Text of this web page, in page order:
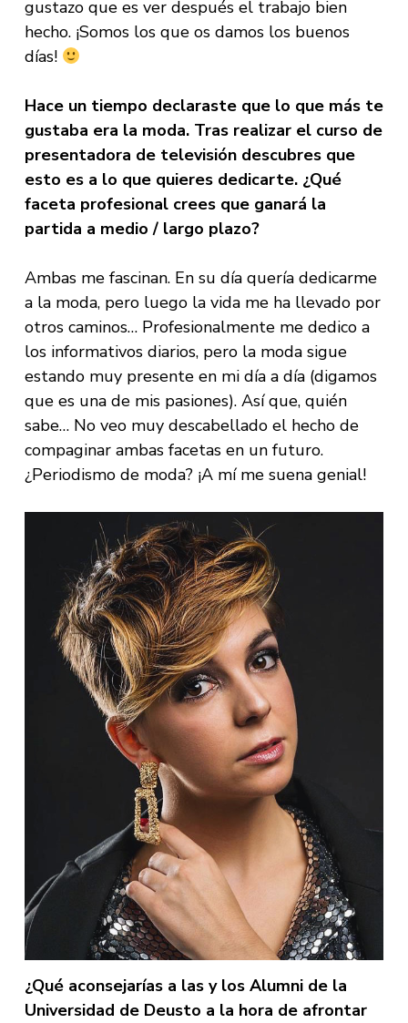
gustazo que es ver después el trabajo bien
hecho. ¡Somos los que os damos los buenos
días!
Hace un tiempo declaraste que lo que más te
gustaba era la moda. Tras realizar el curso de
presentadora de televisión descubres que
esto es a lo que quieres dedicarte. ¿Qué
faceta profesional crees que ganará la
partida a medio / largo plazo?
Ambas me fascinan. En su día quería dedicarme
a la moda, pero luego la vida me ha llevado por
otros caminos… Profesionalmente me dedico a
los informativos diarios, pero la moda sigue
estando muy presente en mi día a día (digamos
que es una de mis pasiones). Así que, quién
sabe… No veo muy descabellado el hecho de
compaginar ambas facetas en un futuro.
¿Periodismo de moda? ¡A mí me suena genial!
¿Qué aconsejarías a las y los Alumni de la
Universidad de Deusto a la hora de afrontar